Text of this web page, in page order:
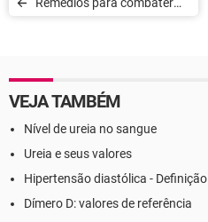
VEJA TAMBÉM
Nível de ureia no sangue
Ureia e seus valores
Hipertensão diastólica - Definição
Dímero D: valores de referência